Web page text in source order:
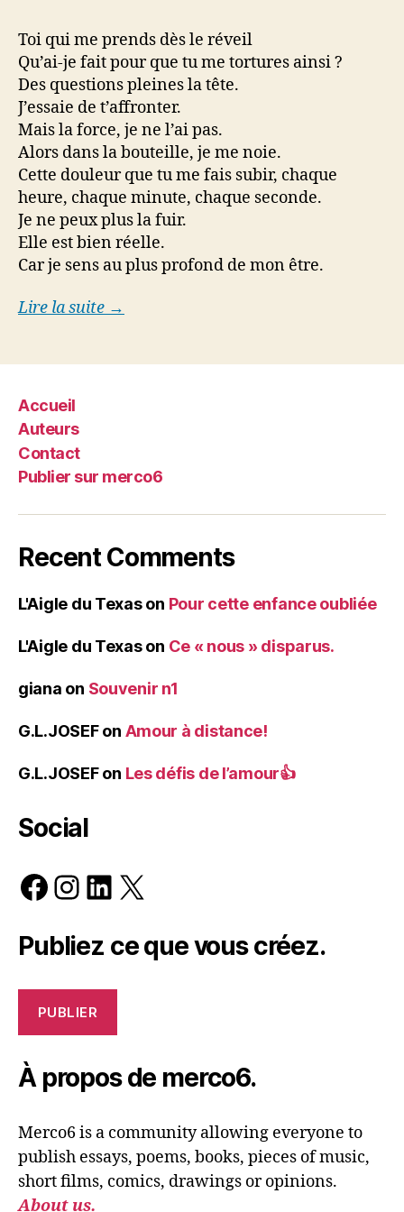
Toi qui me prends dès le réveil
Qu’ai-je fait pour que tu me tortures ainsi ?
Des questions pleines la tête.
J’essaie de t’affronter.
Mais la force, je ne l’ai pas.
Alors dans la bouteille, je me noie.
Cette douleur que tu me fais subir, chaque
heure, chaque minute, chaque seconde.
Je ne peux plus la fuir.
Elle est bien réelle.
Car je sens au plus profond de mon être.
Lire la suite →
Accueil
Auteurs
Contact
Publier sur merco6
Recent Comments
L'Aigle du Texason Pour cette enfance oubliée
L'Aigle du Texason Ce « nous » disparus.
giana on Souvenir n1
G.L.JOSEFon Amour à distance!
G.L.JOSEFon Les défis de l’amour👍
Social
Facebook
Instagram
LinkedIn
X
Publiez ce que vous créez.
PUBLIER
À propos de merco6.
Merco6 is a community allowing everyone to
publish essays, poems, books, pieces of music,
short films, comics, drawings or opinions.
About us.